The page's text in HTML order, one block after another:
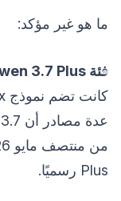
ما هو غير مؤكد:
فئة Qwen 3.7 Plus.
Plus رسميًا.